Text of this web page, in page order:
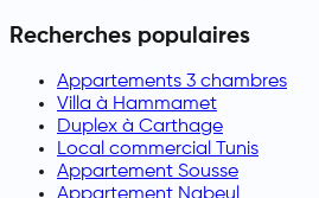
Recherches populaires
Appartements 3 chambres
Villa à Hammamet
Duplex à Carthage
Local commercial Tunis
Appartement Sousse